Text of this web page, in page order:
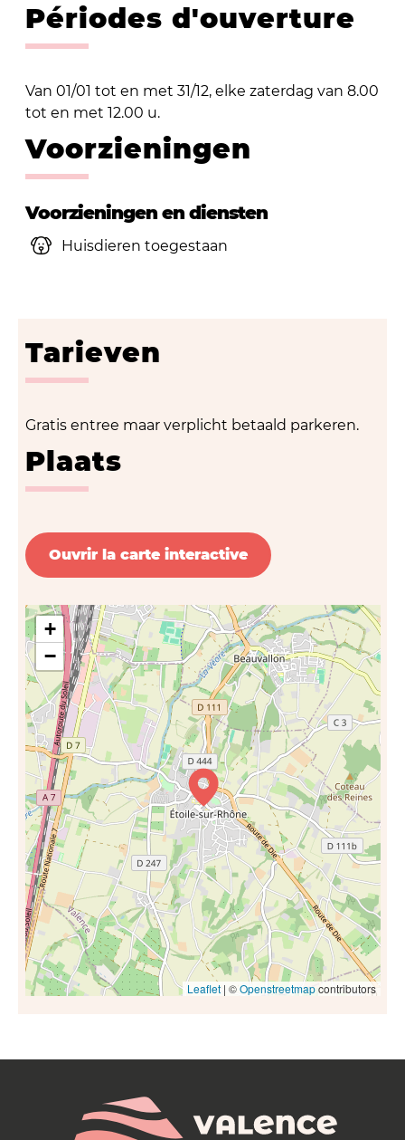
Périodes d'ouverture
Van 01/01 tot en met 31/12, elke zaterdag van 8.00
tot en met 12.00 u.
Voorzieningen
Voorzieningen en diensten
Huisdieren toegestaan
Tarieven
Gratis entree maar verplicht betaald parkeren.
Plaats
Ouvrir la carte interactive
+
−
Leaflet| ©Openstreetmapcontributors